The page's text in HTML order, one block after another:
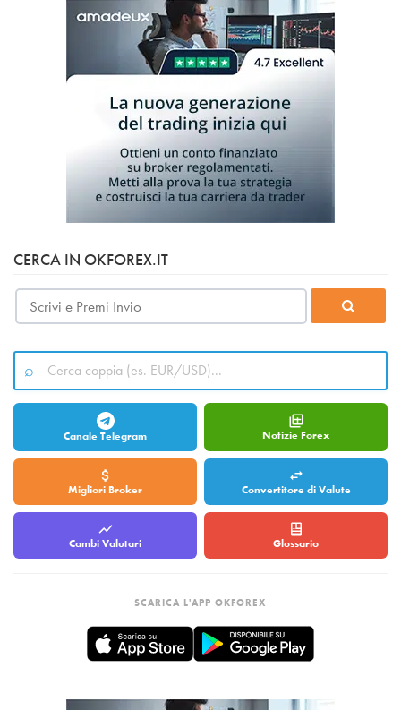
CERCA IN OKFOREX.IT
Canale Telegram Notizie Forex
Migliori Broker Convertitore di Valute
Cambi Valutari Glossario
SCARICA L'APP OKFOREX